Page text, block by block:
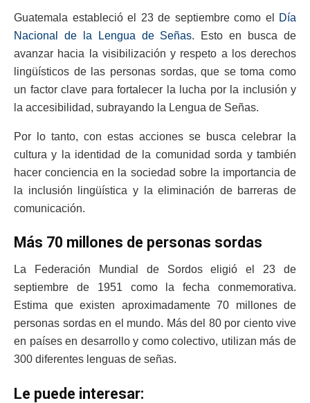
Guatemala estableció el 23 de septiembre como el
Día
Nacional de la Lengua de Señas. Esto en busca de
avanzar hacia la visibilización y respeto a los derechos
lingüísticos de las personas sordas, que se toma como
un factor clave para fortalecer la lucha por la inclusión y
la accesibilidad, subrayando la Lengua de Señas.
Por lo tanto, con estas acciones se busca celebrar la
cultura y la identidad de la comunidad sorda y también
hacer conciencia en la sociedad sobre la importancia de
la inclusión lingüística y la eliminación de barreras de
comunicación.
Más 70 millones de personas sordas
La Federación Mundial de Sordos eligió el 23 de
septiembre de 1951 como la fecha conmemorativa.
Estima que existen aproximadamente 70 millones de
personas sordas en el mundo. Más del 80 por ciento vive
en países en desarrollo y como colectivo, utilizan más de
300 diferentes lenguas de señas.
Le puede interesar: